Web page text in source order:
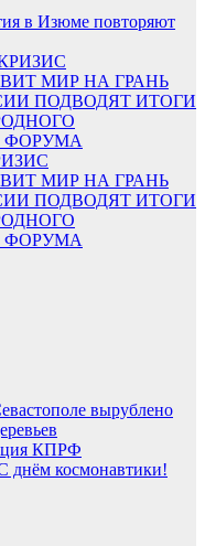
в Изюме повторяют
МИР НА ГРАНЬ
ПОДВОДЯТ ИТОГИ
ФОРУМА
вырублено
КПРФ
днём космонавтики!